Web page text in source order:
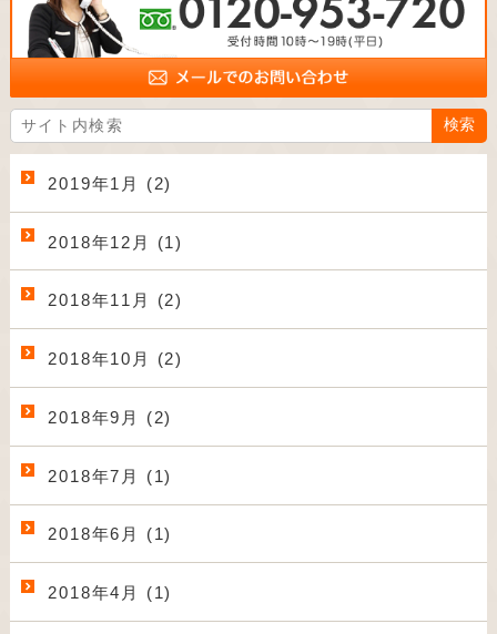
2019年1月 (2)
2018年12月 (1)
2018年11月 (2)
2018年10月 (2)
2018年9月 (2)
2018年7月 (1)
2018年6月 (1)
2018年4月 (1)